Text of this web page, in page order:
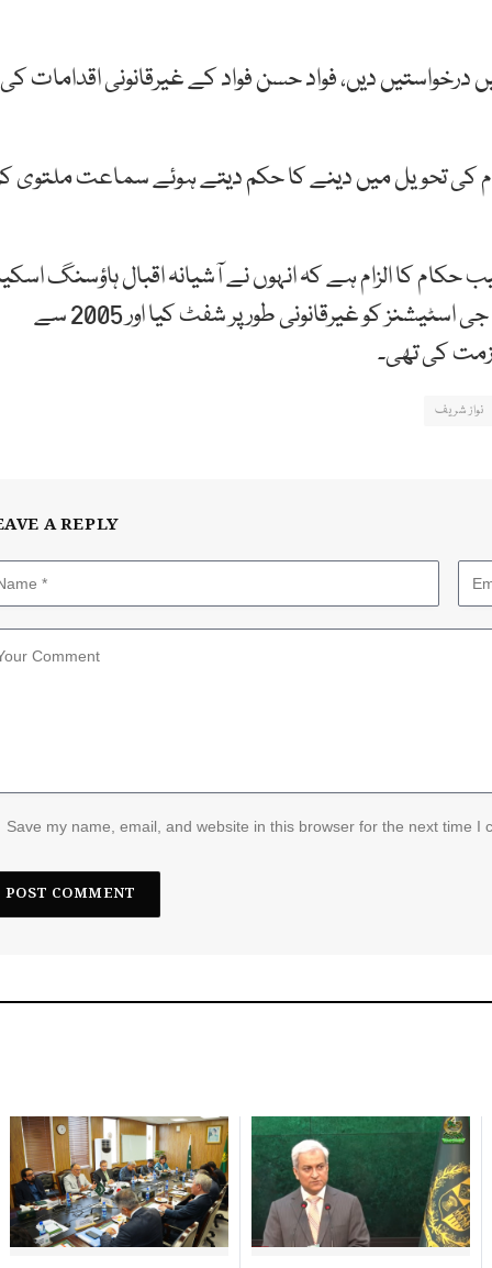
درخواستیں دیں، فواد حسن فواد کے غیرقانونی اقدامات کی
کی تحویل میں دینے کا حکم دیتے ہوئے سماعت ملتوی
حکام کا الزام ہے کہ انہوں نے آشیانہ اقبال ہاؤسنگ
میں میرٹ کے برخلاف ٹھیکہ دیا تھا، انہوں نے نو سی این جی اسٹیشنز کو غیرقانونی طور پر شفٹ کیا اور 2005 سے
نواز شریف
A REPLY
Save my name, email, and website in this browser for the next time I